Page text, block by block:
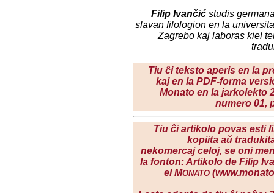
Filip Ivančić studis
slavan filologion en la
Zagrebo kaj laboras kiel
Tiu ĉi teksto aperis en la
kaj en la PDF-forma
Monato en lajarkolekto
numero 01,
Tiu ĉi artikolo povas esti
kopiita aŭ
nekomercaj celoj, se oni
la fonton: Artikolo de Filip
el MONATO